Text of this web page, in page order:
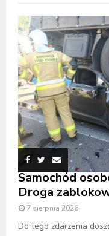
Samochód
Droga
7 sierpnia 2026
Do tego zdarzenia